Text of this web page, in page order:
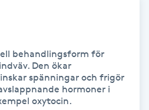
behandlingsform för
Den ökar
spänningar och frigör
hormoner i
oxytocin.